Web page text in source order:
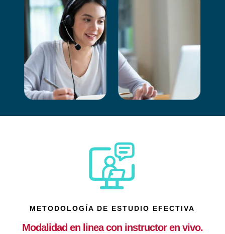
METODOLOGÍA DE ESTUDIO EFECTIVA
Modalidad en linea con instructor en vivo.